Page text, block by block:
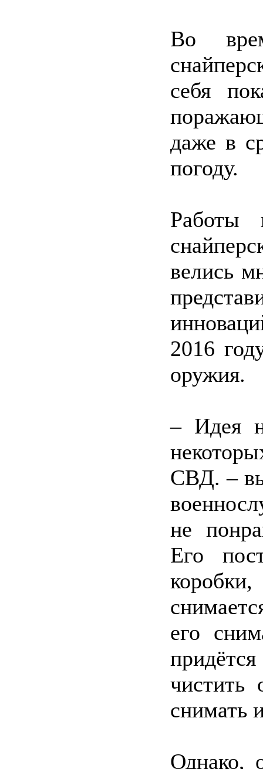
Во
себя
даже в
погоду.
Работы
велись
2016
оружия.
– Идея
СВД. –
не
Его
его
чистить
снимать
Однако,